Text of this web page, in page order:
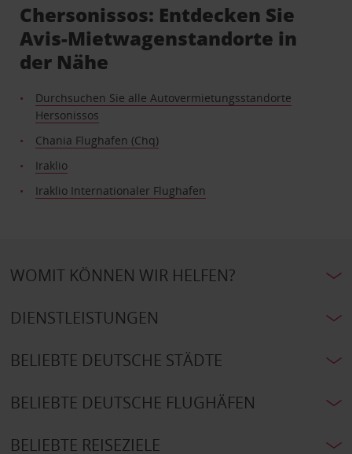
Chersonissos: Entdecken Sie
Avis-Mietwagenstandorte in
der Nähe
Durchsuchen Sie alle Autovermietungsstandorte
Hersonissos
Chania Flughafen (Chq)
Iraklio
Iraklio Internationaler Flughafen
WOMIT KÖNNEN WIR HELFEN?
DIENSTLEISTUNGEN
BELIEBTE DEUTSCHE STÄDTE
BELIEBTE DEUTSCHE FLUGHÄFEN
BELIEBTE REISEZIELE